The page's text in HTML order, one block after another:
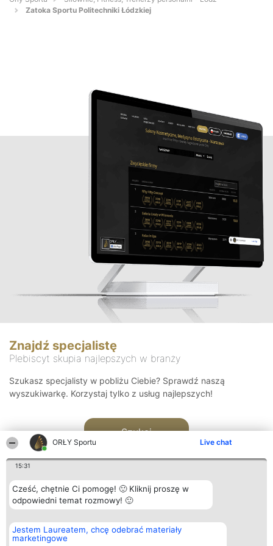
ORŁY Sportu Live chat
15:31
Cześć, chętnie Ci pomogę! 🙂 Kliknij proszę w
odpowiedni temat rozmowy! 🙂
Jestem Laureatem, chcę odebrać materiały
marketingowe
Zatoka Sportu Politechniki Łódzkiej
Znajdź specjalistę
Plebiscyt skupia najlepszych w branży
Szukasz specjalisty w pobliżu Ciebie? Sprawdź naszą
wyszukiwarkę. Korzystaj tylko z usług najlepszych!
Szukaj
Organizator plebiscytu
Bright Side Solutions sp. z o.
o. sp. k.
Plebiscyt
Laureaci
Kontakt
Kontakt